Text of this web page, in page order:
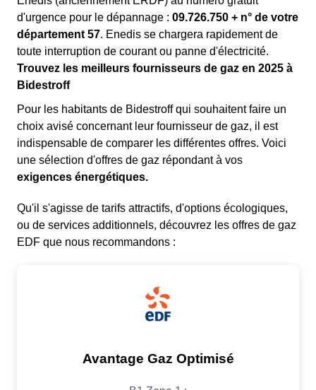
d'urgence pour le dépannage : 09.726.750 + n° de votre
département 57. Enedis se chargera rapidement de
toute interruption de courant ou panne d'électricité.
Trouvez les meilleurs fournisseurs de gaz en 2025 à
Bidestroff
Pour les habitants de Bidestroff qui souhaitent faire un
choix avisé concernant leur fournisseur de gaz, il est
indispensable de comparer les différentes offres. Voici
une sélection d'offres de gaz répondant à vos
exigences énergétiques.
Qu'il s'agisse de tarifs attractifs, d'options écologiques,
ou de services additionnels, découvrez les offres de gaz
EDF que nous recommandons :